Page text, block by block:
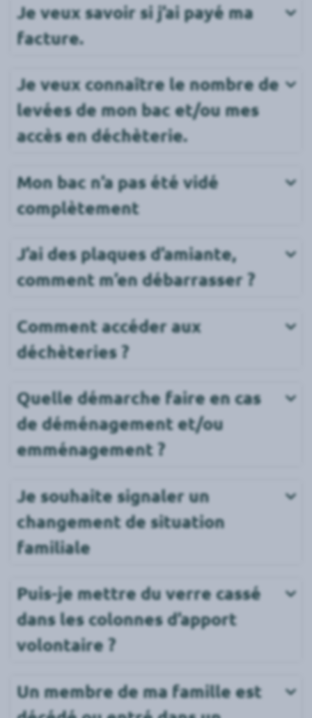
Je veux savoir si j’ai payé ma
facture.
Je veux connaître le nombre de
levées de mon bac et/ou mes
accès en déchèterie.
Mon bac n’a pas été vidé
complètement
J’ai des plaques d’amiante,
comment m’en débarrasser ?
Comment accéder aux
déchèteries ?
Quelle démarche faire en cas
de déménagement et/ou
emménagement ?
Je souhaite signaler un
changement de situation
familiale
Puis-je mettre du verre cassé
dans les colonnes d’apport
volontaire ?
Un membre de ma famille est